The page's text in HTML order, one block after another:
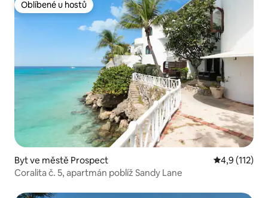
Oblíbené u hostů
Oblíbené u hostů
Byt ve městě Prospect Průměrné
4,9 (112)
Coralita č. 5, apartmán poblíž Sandy Lane